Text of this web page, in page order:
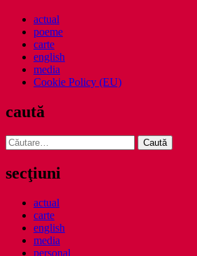
actual
poeme
carte
english
media
Cookie Policy (EU)
caută
Caută
după:
secţiuni
actual
carte
english
media
personal